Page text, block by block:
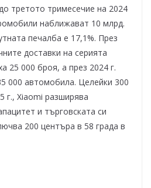
третото тримесечие на 2024
наближават 10 млрд.
печалба е 17,1%. През
доставки на серията
25 000 броя, а през 2024 г.
000 автомобила. Целейки 300
г., Xiaomi разширява
и търговската си
200 центъра в 58 града в